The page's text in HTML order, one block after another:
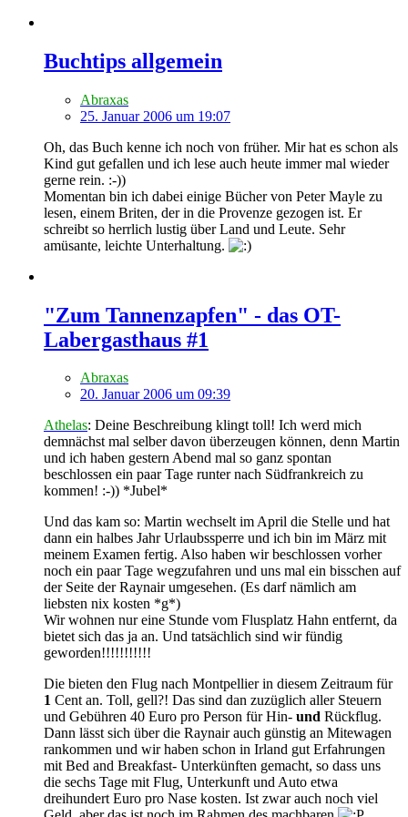
Buchtips allgemein
Abraxas
25. Januar 2006 um 19:07
Oh, das Buch kenne ich noch von früher. Mir hat es schon als
Kind gut gefallen und ich lese auch heute immer mal wieder
gerne rein. :-))
Momentan bin ich dabei einige Bücher von Peter Mayle zu
lesen, einem Briten, der in die Provenze gezogen ist. Er
schreibt so herrlich lustig über Land und Leute. Sehr
amüsante, leichte Unterhaltung.
"Zum Tannenzapfen" - das OT-
Labergasthaus #1
Abraxas
20. Januar 2006 um 09:39
Athelas: Deine Beschreibung klingt toll! Ich werd mich
demnächst mal selber davon überzeugen können, denn Martin
und ich haben gestern Abend mal so ganz spontan
beschlossen ein paar Tage runter nach Südfrankreich zu
kommen! :-)) *Jubel*
Und das kam so: Martin wechselt im April die Stelle und hat
dann ein halbes Jahr Urlaubssperre und ich bin im März mit
meinem Examen fertig. Also haben wir beschlossen vorher
noch ein paar Tage wegzufahren und uns mal ein bisschen auf
der Seite der Raynair umgesehen. (Es darf nämlich am
liebsten nix kosten *g*)
Wir wohnen nur eine Stunde vom Flusplatz Hahn entfernt, da
bietet sich das ja an. Und tatsächlich sind wir fündig
geworden!!!!!!!!!!!
Die bieten den Flug nach Montpellier in diesem Zeitraum für
1 Cent an. Toll, gell?! Das sind dan zuzüglich aller Steuern
und Gebühren 40 Euro pro Person für Hin- und Rückflug.
Dann lässt sich über die Raynair auch günstig an Mitewagen
rankommen und wir haben schon in Irland gut Erfahrungen
mit Bed and Breakfast- Unterkünften gemacht, so dass uns
die sechs Tage mit Flug, Unterkunft und Auto etwa
dreihundert Euro pro Nase kosten. Ist zwar auch noch viel